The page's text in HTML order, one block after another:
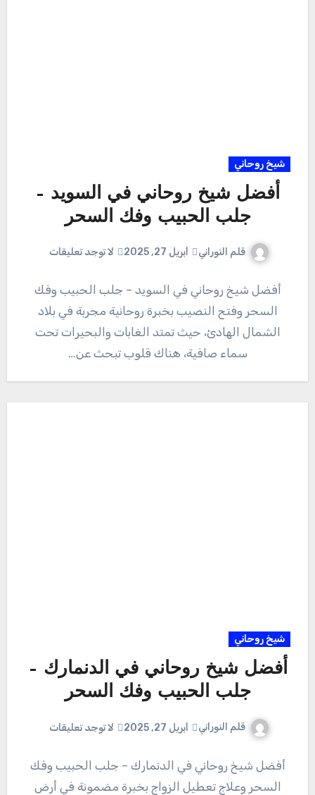
شيخ روحاني
أفضل شيخ روحاني في السويد –
جلب الحبيب وفك السحر
قلم النوراني أبريل 27, 2025 لا توجد تعليقات
أفضل شيخ روحاني في السويد – جلب الحبيب وفك
السحر وفتح النصيب بخبرة روحانية مجربة في بلاد
الشمال الهادئ، حيث تمتد الغابات والبحيرات تحت
سماء صافية، هناك قلوب تبحث عن…
شيخ روحاني
أفضل شيخ روحاني في الدنمارك –
جلب الحبيب وفك السحر
قلم النوراني أبريل 27, 2025 لا توجد تعليقات
أفضل شيخ روحاني في الدنمارك – جلب الحبيب وفك
السحر وعلاج تعطيل الزواج بخبرة مضمونة في أرض